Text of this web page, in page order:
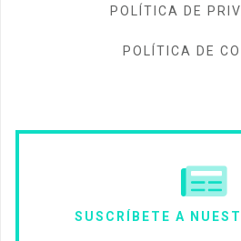
POLÍTICA DE
POLÍTICA DE
SUSCRÍBETE A